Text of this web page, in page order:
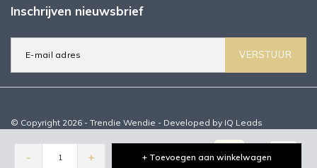
- + + Toevoegen aan winkelwagen
Inschrijven nieuwsbrief
VERSTUUR
© Copyright 2026 - Trendie Wendie - Developed by IQ Leads